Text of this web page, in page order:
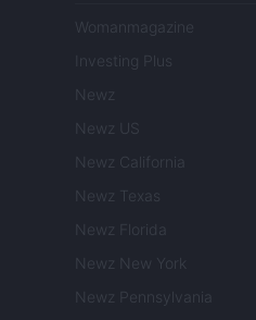
Womanmagazine
Investing Plus
Newz
Newz US
Newz California
Newz Texas
Newz Florida
Newz New York
Newz Pennsylvania